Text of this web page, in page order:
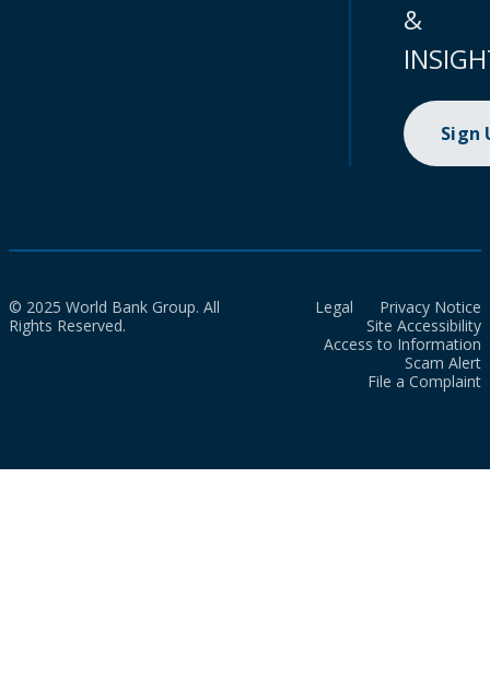
&
Sign
© 2025 World Bank Group. All
Rights Reserved.
Legal
Privacy Notice
Site Accessibility
Access to Information
Scam Alert
File a Complaint